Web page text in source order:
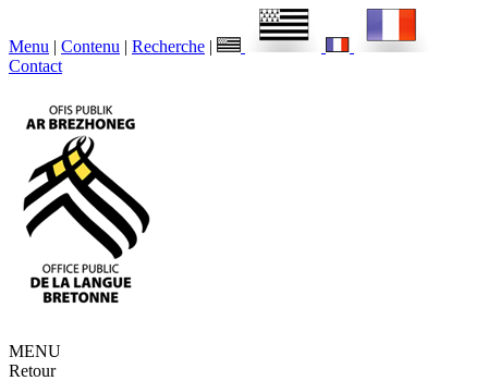
Menu | Contenu | Recherche |
Contact
MENU
Retour